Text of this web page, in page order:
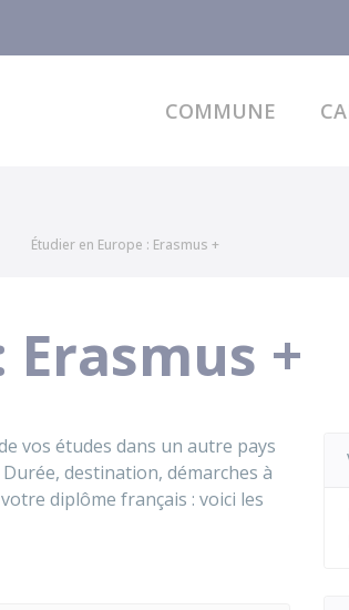
COMMUNE
Étudier en Europe : Erasmus +
+
vos études dans un autre pays
Durée, destination, démarches à
diplôme français : voici les